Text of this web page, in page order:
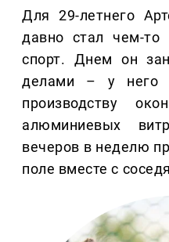
Для 29-летнего
давно стал чем-
спорт. Днем он
делами – у него
производству
алюминиевых
вечеров в неделю
поле вместе с